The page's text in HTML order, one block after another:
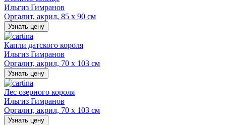
Ильгиз Гимранов
Оргалит, акрил, 85 х 90 см
Узнать цену
Капли датского короля
Ильгиз Гимранов
Оргалит, акрил, 70 х 103 см
Узнать цену
Лес озерного короля
Ильгиз Гимранов
Оргалит, акрил, 70 х 103 см
Узнать цену